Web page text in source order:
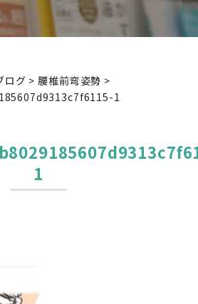
ログ > 腰椎前弯姿勢 >
1
1